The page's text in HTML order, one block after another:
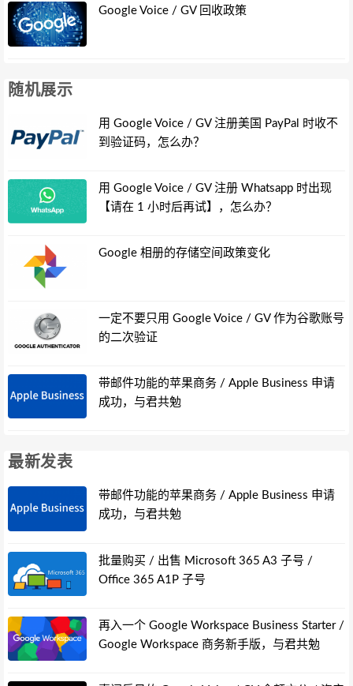
Google Voice / GV 回收政策
随机展示
用 Google Voice / GV 注册美国 PayPal 时收不
到验证码，怎么办？
用 Google Voice / GV 注册 Whatsapp 时出现
【请在 1 小时后再试】，怎么办？
Google 相册的存储空间政策变化
一定不要只用 Google Voice / GV 作为谷歌账号
的二次验证
带邮件功能的苹果商务 / Apple Business 申请
成功，与君共勉
最新发表
带邮件功能的苹果商务 / Apple Business 申请
成功，与君共勉
批量购买 / 出售 Microsoft 365 A3 子号 /
Office 365 A1P 子号
再入一个 Google Workspace Business Starter /
Google Workspace 商务新手版，与君共勉